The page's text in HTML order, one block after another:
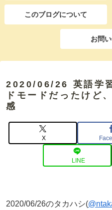
このブログについて
お問
2020/06/26 英語学
ドモードだったけど
感
X
LINE
2020/06/26のタカハシ(